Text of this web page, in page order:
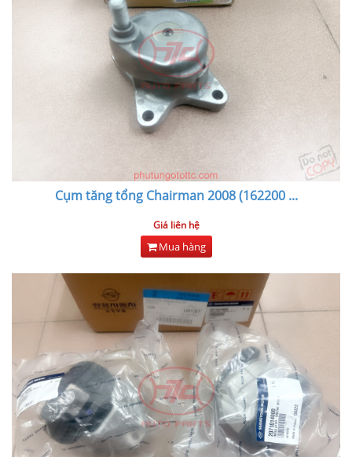
Cụm tăng tổng Chairman 2008 (162200...
Giá liên hệ
Mua hàng